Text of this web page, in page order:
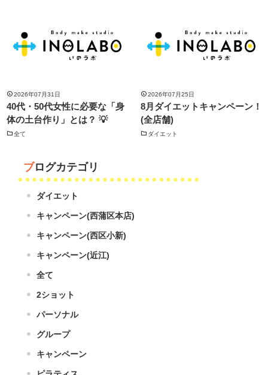
2026年07月31日
40代・50代女性に必要な「身
体の土台作り」とは？ 💡
全て
2026年07月25日
8月ダイエットキャンペーン！
(全店舗)
ダイエット
ブログカテゴリ
ダイエット
キャンペーン(西蒲区本店)
キャンペーン(西区小新)
キャンペーン(近江)
全て
2ショット
パーソナル
グループ
キャンペーン